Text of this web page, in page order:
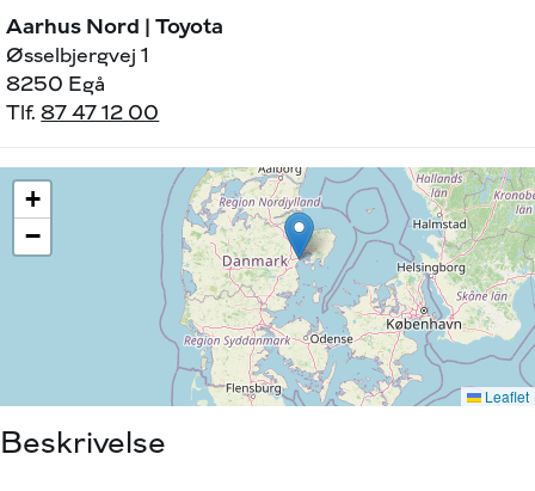
Aarhus Nord | Toyota
Øsselbjergvej 1
8250 Egå
Tlf.87 47 12 00
Beskrivelse